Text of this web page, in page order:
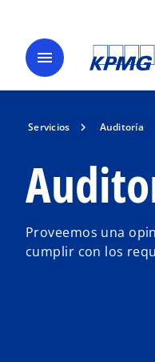
menu
Servicios Auditoría
Proveemos una
cumplir con los